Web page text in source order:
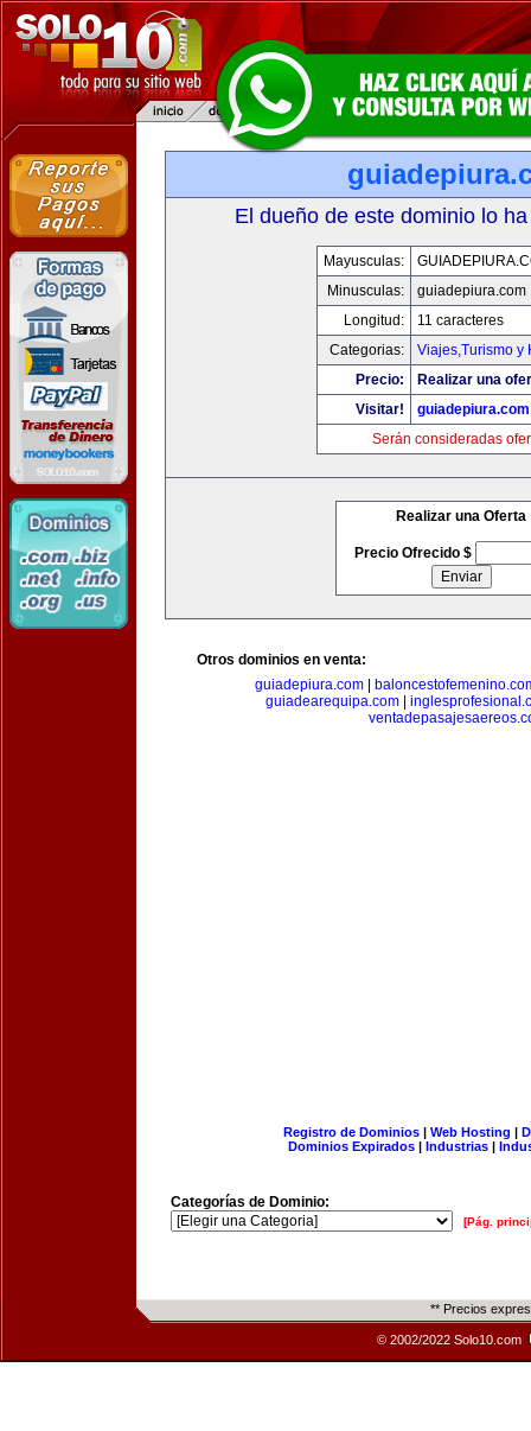
El dueño de este dominio lo
Mayusculas:
Minusculas:
guiadepiura.com
Longitud:
11 caracteres
Categorias:
Viajes,Turismo y
Precio:
Realizar una
Visitar!
guiadepiura.com
Serán consideradas
Realizar una Oferta
Precio Ofrecido $
Otros dominios en venta:
guiadepiura.com|
guiadearequipa.com|
Registro de Dominios| Web Hosting |
Dominios Expirados | Industrias |
Categorías de Dominio:
[Pág.
** Precios
© 2002/2022 Solo10.com